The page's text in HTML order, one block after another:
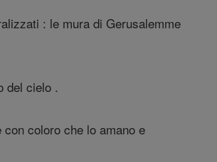
: le mura di Gerusalemme
del cielo .
coloro che lo amano e